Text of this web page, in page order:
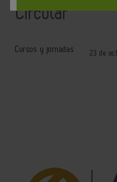
Circular
Cursos y jornadas 23 de